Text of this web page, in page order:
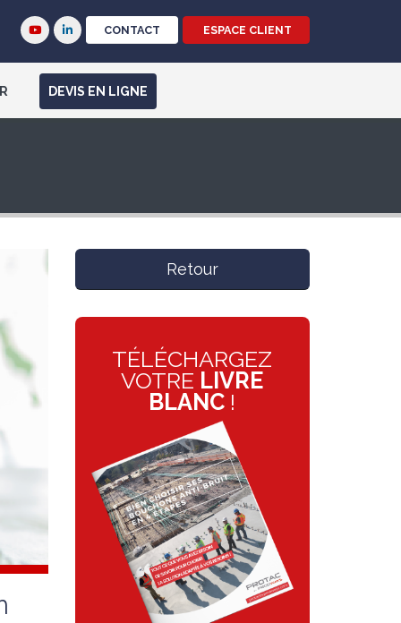
CONTACT ESPACE CLIENT
DEVIS EN LIGNE
Retour
TÉLÉCHARGEZ
VOTRE LIVRE
BLANC !